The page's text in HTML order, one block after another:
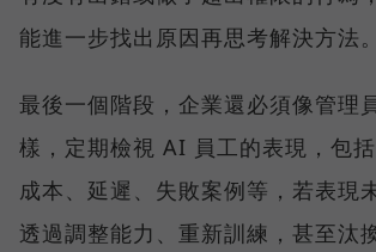
能進一步找出原因再思考解決方法。
最後一個階段，企業還必須像管理
樣，定期檢視 AI 員工的表現，包括
成本、延遲、失敗案例等，若表現
透過調整能力、重新訓練，甚至汰